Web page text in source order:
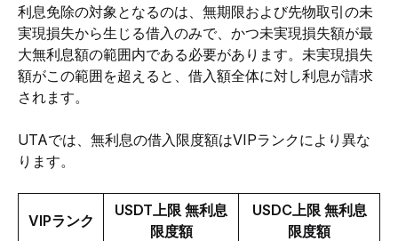
利息免除の対象となるのは、無期限および先物取引の未
実現損失から生じる借入のみで、かつ未実現損失額が最
大無利息額の範囲内である必要があります。未実現損失
額がこの範囲を超えると、借入額全体に対し利息が請求
されます。
UTAでは、無利息の借入限度額はVIPランクにより異な
ります。
VIPランク
USDT上限 無利息
限度額
USDC上限 無利息
限度額